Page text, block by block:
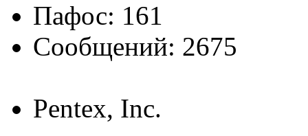
Пафос: 161
Сообщений: 2675
Pentex, Inc.